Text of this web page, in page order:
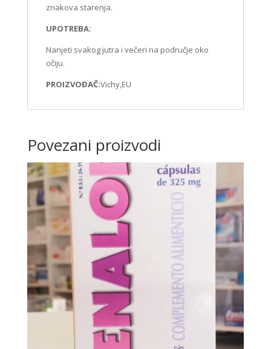
znakova starenja.
UPOTREBA:
Nanjeti svakog jutra i večeri na područje oko
očiju.
PROIZVOĐAČ:Vichy,EU
Povezani proizvodi